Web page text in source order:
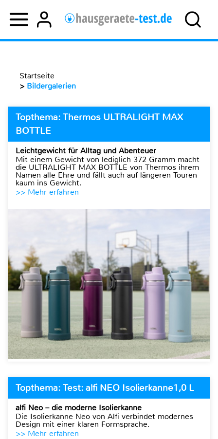
Startseite
> Bildergalerien
Topthema: Thermos ULTRALIGHT MAX
BOTTLE
Leichtgewicht für Alltag und Abenteuer
Mit einem Gewicht von lediglich 372 Gramm macht
die ULTRALIGHT MAX BOTTLE von Thermos ihrem
Namen alle Ehre und fällt auch auf längeren Touren
kaum ins Gewicht.
>> Mehr erfahren
Topthema: Test: alfi NEO Isolierkanne1,0 L
alfi Neo – die moderne Isolierkanne
Die Isolierkanne Neo von Alfi verbindet modernes
Design mit einer klaren Formsprache.
>> Mehr erfahren